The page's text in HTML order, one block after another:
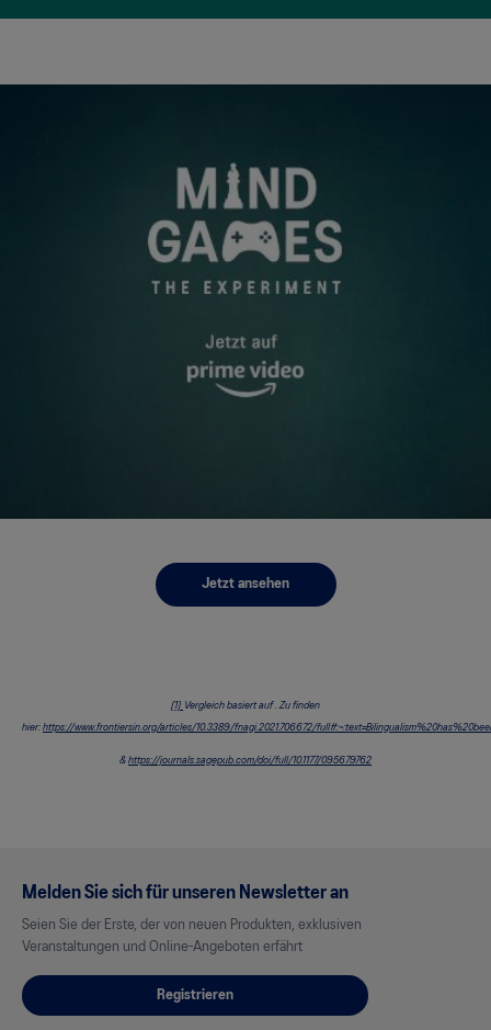
Jetzt ansehen
[1] Vergleich basiert auf. Zu finden
hier: https://www.frontiersin.org/articles/10.3389/fnagi.2021.706672/
& https://journals.sagepub.com/doi/full/10.1177/095679762
Melden Sie sich für unseren Newsletter an
Seien Sie der Erste, der von neuen Produkten, exklusiven
Veranstaltungen und Online-Angeboten erfährt
Registrieren